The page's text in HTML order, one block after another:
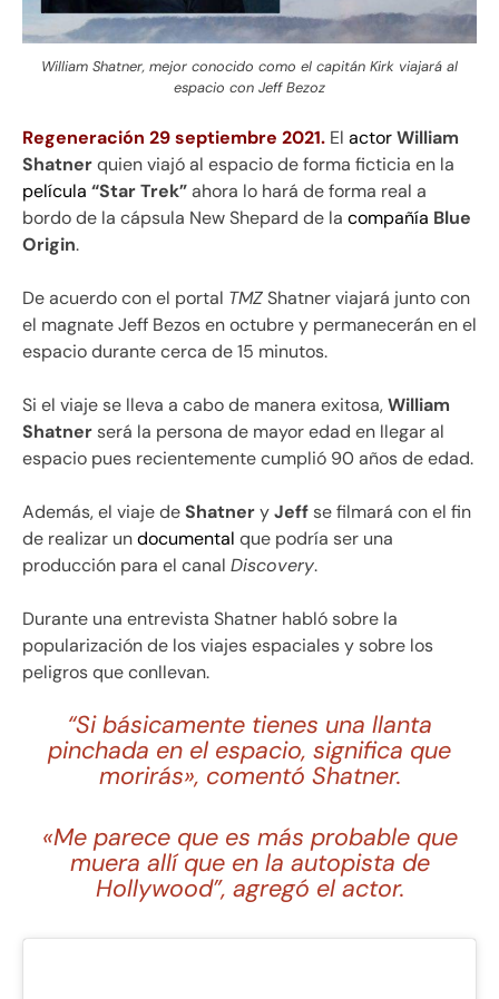
William Shatner, mejor conocido como el capitán Kirk viajará al
espacio con Jeff Bezoz
Regeneración 29 septiembre 2021. El actorWilliam
Shatnerquien viajó al espacio de forma ficticia en la
película “Star Trek”ahora lo hará de forma real a
bordo de la cápsula New Shepard de la compañía Blue
Origin.
De acuerdo con el portal TMZShatner viajará junto con
el magnate Jeff Bezos en octubre y permanecerán en el
espacio durante cerca de 15 minutos.
Si el viaje se lleva a cabo de manera exitosa,William
Shatnerserá la persona de mayor edad en llegar al
espacio pues recientemente cumplió 90 años de edad.
Además, el viaje deShatneryJeffse filmará con el fin
de realizar undocumental que podría ser una
producción para el canal Discovery.
Durante una entrevista Shatner habló sobre la
popularización de los viajes espaciales y sobre los
peligros que conllevan.
“Si básicamente tienes una llanta
pinchada en el espacio, significa que
morirás», comentó Shatner.
«Me parece que es más probable que
muera allí que en la autopista de
Hollywood”, agregó el actor.